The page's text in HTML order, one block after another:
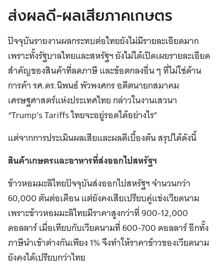
ส่งผลดี-ผลเสียภาคเกษตร
ปัจจุบันรายงานผลกระทบต่อไทยยังไม่มีรายละเอียดมาก
เพราะทั้งรัฐบาลไทยและสหรัฐฯ ยังไม่ได้เปิดเผยรายละเอียด
สำคัญของสินค้าที่ลดภาษี และข้อตกลงอื่น ๆ ที่ไม่ใช่ด้าน
การค้า รศ.ดร.นิพนธ์ พัวพงศกร อดีตนายกสมาคม
เศรษฐศาสตร์แห่งประเทศไทย กล่าวในงานเสวนา
“Trump’s Tariffs ไทยจะอยู่รอดได้อย่างไร”
แต่จากการประเมินผลเสียและผลดีเบื้องต้น สรุปได้ดังนี้
สินค้าเกษตรและอาหารที่ส่งออกไปสหรัฐฯ
ข้าวหอมมะลิไทยปัจจุบันส่งออกไปสหรัฐฯ จำนวนกว่า
60,000 ตันต่อเดือน แต่ยังคงเสียเปรียบคู่แข่งเวียดนาม
เพราะข้าวหอมมะลิไทยมีราคาสูงกว่าที่ 900-12,000
ดอลลาร์ เมื่อเทียบกับเวียดนามที่ 600-700 ดอลลาร์ อีกทั้ง
ภาษีนำเข้าต่างกันเพียง 1% จึงทำให้ราคาข้าวของเวียดนาม
ยังคงได้เปรียบกว่าไทย